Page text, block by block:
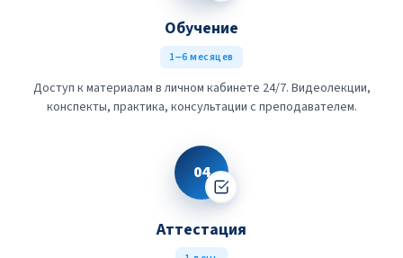
Обучение
1–6 месяцев
Доступ к материалам в личном кабинете 24/7. Видеолекции,
конспекты, практика, консультации с преподавателем.
04
Аттестация